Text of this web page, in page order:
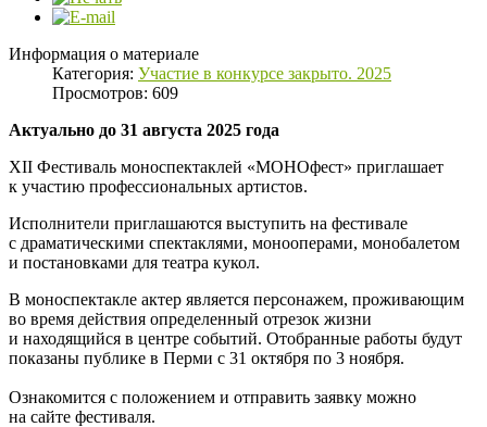
Информация о материале
Категория: Участие в конкурсе закрыто. 2025
Просмотров: 609
Актуально до 31 августа 2025 года
XII Фестиваль моноспектаклей «MOНОфест» приглашает
к участию профессиональных артистов.
Исполнители приглашаются выступить на фестивале
с драматическими спектаклями, монооперами, монобалетом
и постановками для театра кукол.
В моноспектакле актер является персонажем, проживающим
во время действия определенный отрезок жизни
и находящийся в центре событий. Отобранные работы будут
показаны публике в Перми с 31 октября по 3 ноября.
Ознакомится с положением и отправить заявку можно
на сайте фестиваля.